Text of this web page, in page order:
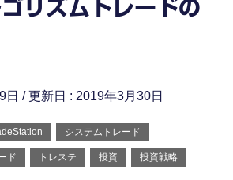
リズムトレードの
日 / 更新日 : 2019年3月30日
システムトレード
ド トレステ 投資 投資戦略